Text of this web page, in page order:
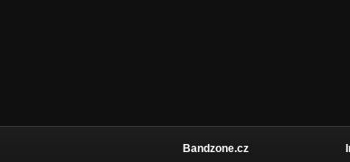
Bandzone.cz